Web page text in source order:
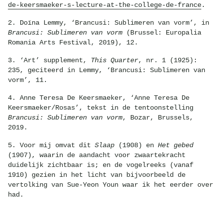
de-keersmaeker-s-lecture-at-the-college-de-france.
2. Doïna Lemmy, ‘Brancusi: Sublimeren van vorm’, in
Brancusi: Sublimeren van vorm
(Brussel: Europalia
Romania Arts Festival, 2019), 12.
3. ‘Art’ supplement, This Quarter, nr. 1 (1925):
235, geciteerd in Lemmy, ‘Brancusi: Sublimeren van
vorm’, 11.
4. Anne Teresa De Keersmaeker, ‘Anne Teresa De
Keersmaeker/Rosas’, tekst in de tentoonstelling
Brancusi: Sublimeren van vorm, Bozar, Brussels,
2019.
5. Voor mij omvat dit Slaap (1908) en Het gebed
(1907), waarin de aandacht voor zwaartekracht
duidelijk zichtbaar is; en de vogelreeks (vanaf
1910) gezien in het licht van bijvoorbeeld de
vertolking van Sue-Yeon Youn waar ik het eerder over
had.